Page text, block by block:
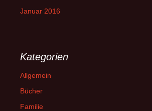
Januar 2016
Kategorien
Allgemein
Bücher
Familie